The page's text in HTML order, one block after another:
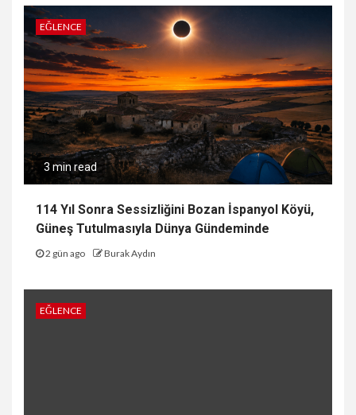
EĞLENCE
3 min read
114 Yıl Sonra Sessizliğini Bozan İspanyol Köyü,
Güneş Tutulmasıyla Dünya Gündeminde
2 gün ago Burak Aydın
EĞLENCE